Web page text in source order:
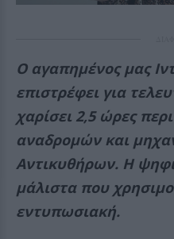
Ο αγαπημένος μας
επιστρέφει για
χαρίσει 2,5 ώρες
αναδρομών και
Αντικυθήρων. Η
μάλιστα που
εντυπωσιακή.